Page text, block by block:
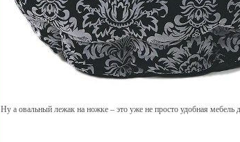
Ну а овальный лежак на ножке – это уже не просто удобная мебель